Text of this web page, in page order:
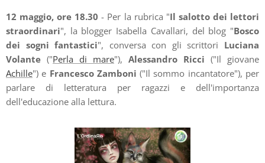
12 maggio, ore 18.30- Per la rubrica "Il salotto dei lettori
straordinari", la blogger Isabella Cavallari, del blog "Bosco
dei sogni fantastici", conversa con gli scrittori Luciana
Volante ("Perla di mare"), Alessandro Ricci ("Il giovane
Achille") e Francesco Zamboni ("Il sommo incantatore"), per
parlare di letteratura per ragazzi e dell'importanza
dell'educazione alla lettura.